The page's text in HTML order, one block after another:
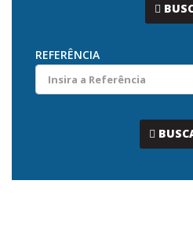
REFERÊNCIA